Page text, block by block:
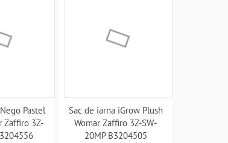
Pastel
Zaffiro 3Z-
Sac de iarna iGrow Plush
Womar Zaffiro 3Z-SW-
20MP B3204505